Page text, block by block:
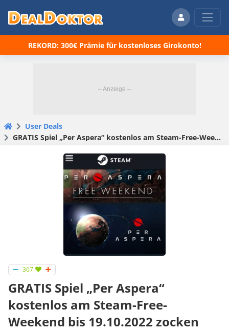
REKORD: 300€ Prämie für kostenloses Girokonto!
User Deals
GRATIS Spiel „Per Aspera“ kostenlos am Steam-Free-Weekend bis 19.10.2022 zocken
367
GRATIS Spiel „Per Aspera“
kostenlos am Steam-Free-
Weekend bis 19.10.2022 zocken